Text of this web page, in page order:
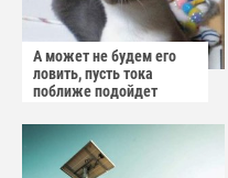
А может не будем его
ловить, пусть тока
поближе подойдет